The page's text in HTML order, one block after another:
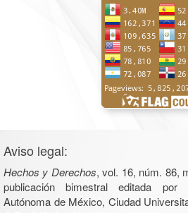
Aviso legal:
Hechos y Derechos, vol. 16, núm. 86,
publicación bimestral editada por
Autónoma de México, Ciudad